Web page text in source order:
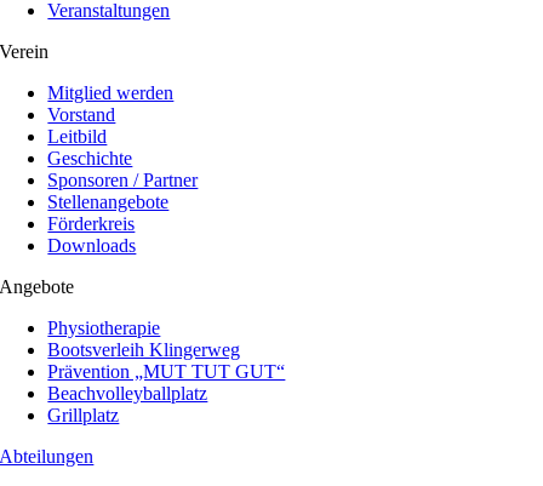
Veranstaltungen
Verein
Mitglied werden
Vorstand
Leitbild
Geschichte
Sponsoren / Partner
Stellenangebote
Förderkreis
Downloads
Angebote
Physiotherapie
Bootsverleih Klingerweg
Prävention „MUT TUT GUT“
Beachvolleyballplatz
Grillplatz
Abteilungen